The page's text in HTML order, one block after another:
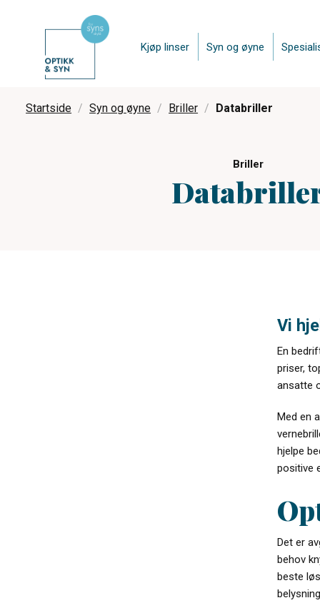
Kjøp linser Syn og øyne
Startside Syn og øyne Briller Databriller
Briller
Vi
En
priser,
ansatte
Med en
hjelpe
positive
Det er
behov
beste